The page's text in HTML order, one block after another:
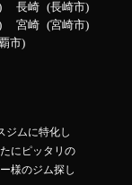
長崎
長崎市
宮崎
宮崎市
市
ジムに特化し
にピッタリの
様のジム探し